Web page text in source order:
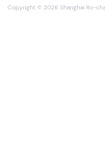
Copyright © 2026 Shanghai Ro-